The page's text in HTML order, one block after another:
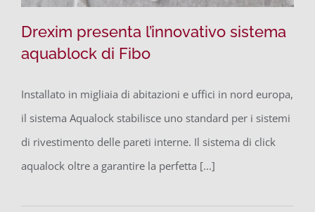
Drexim presenta l’innovativo sistema
aquablock di Fibo
Drexim presenta l’innovativo sistema
aquablock di Fibo
Installato in migliaia di abitazioni e uffici in nord europa,
il sistema Aqualock stabilisce uno standard per i sistemi
di rivestimento delle pareti interne. Il sistema di click
aqualock oltre a garantire la perfetta [...]